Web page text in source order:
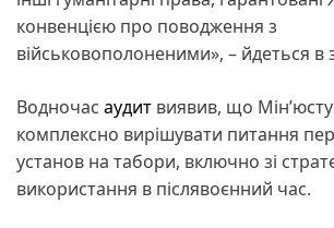
конвенцією про поводження з
військовополоненими», – йдеться в
Водночас аудит виявив, що
комплексно вирішувати питання
установ на табори, включно зі
використання в післявоєнний час.